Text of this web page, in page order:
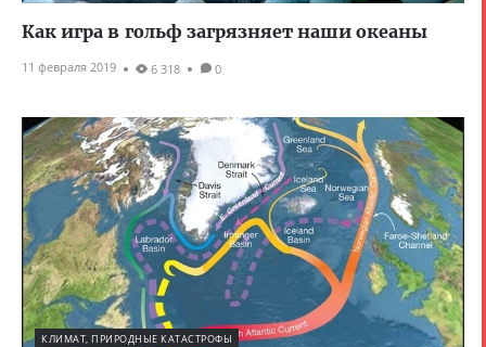
Как игра в гольф загрязняет наши океаны
11 февраля 2019 6 318 0
КЛИМАТ, ПРИРОДНЫЕ КАТАСТРОФЫ